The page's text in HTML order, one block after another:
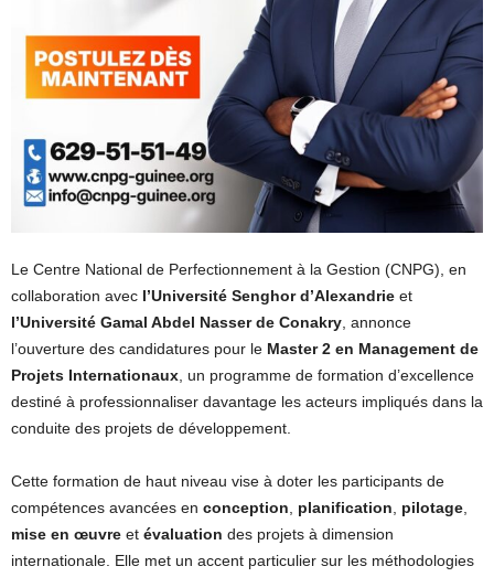
Le Centre National de Perfectionnement à la Gestion (CNPG), en
collaboration avec l’Université Senghor d’Alexandrie et
l’Université Gamal Abdel Nasser de Conakry, annonce
l’ouverture des candidatures pour le Master 2 en Management de
Projets Internationaux, un programme de formation d’excellence
destiné à professionnaliser davantage les acteurs impliqués dans la
conduite des projets de développement.
Cette formation de haut niveau vise à doter les participants de
compétences avancées en conception, planification, pilotage,
mise en œuvre et évaluation des projets à dimension
internationale. Elle met un accent particulier sur les méthodologies